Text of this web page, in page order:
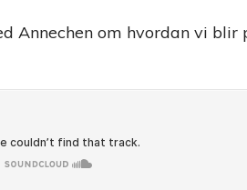
Annechen om hvordan vi